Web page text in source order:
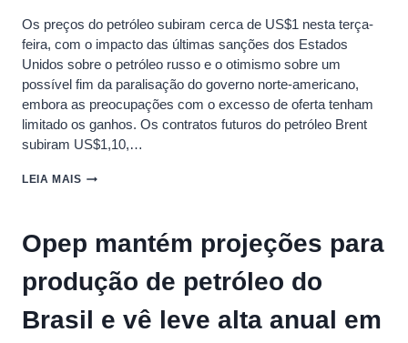
Os preços do petróleo subiram cerca de US$1 nesta terça-
feira, com o impacto das últimas sanções dos Estados
Unidos sobre o petróleo russo e o otimismo sobre um
possível fim da paralisação do governo norte-americano,
embora as preocupações com o excesso de oferta tenham
limitado os ganhos. Os contratos futuros do petróleo Brent
subiram US$1,10,…
LEIA MAIS PETRÓLEO
DOS
À
RÚSSIA
E
OTIMISMO
Opep mantém projeções para
produção de petróleo do
Brasil e vê leve alta anual em